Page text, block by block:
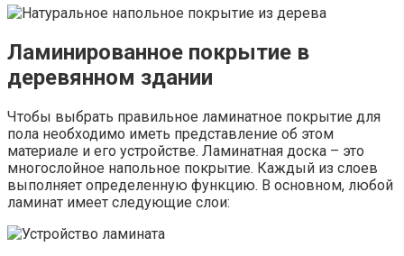
Ламинированное покрытие в
деревянном здании
Чтобы выбрать правильное ламинатное покрытие для
пола необходимо иметь представление об этом
материале и его устройстве. Ламинатная доска – это
многослойное напольное покрытие. Каждый из слоев
выполняет определенную функцию. В основном, любой
ламинат имеет следующие слои: